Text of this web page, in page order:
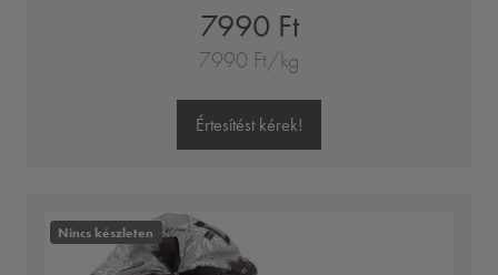
7990 Ft
7990 Ft/kg
Értesítést kérek!
Nincs készleten